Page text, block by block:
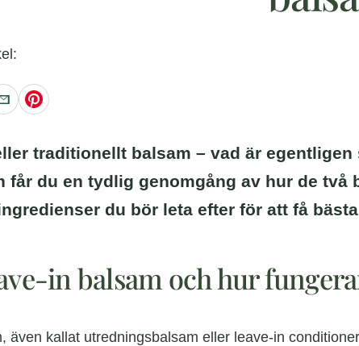
E-postPinterest
traditionellt balsam – vad är
får du en tydlig genomgång av hur de
du bör leta efter för att få
in balsam och hur
även kallat utredningsbalsam eller leave-in